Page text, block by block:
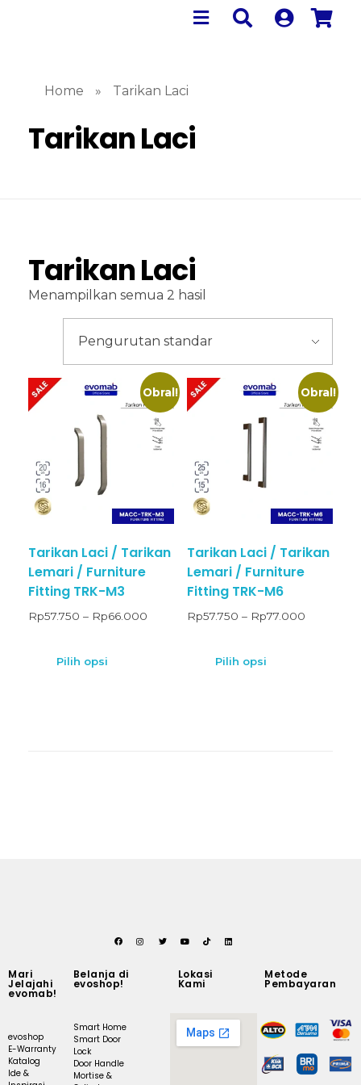
Home » Tarikan Laci
Tarikan Laci
Tarikan Laci
Menampilkan semua 2 hasil
Obral!
Tarikan Laci / Tarikan
Lemari / Furniture
Fitting TRK-M3
Rp57.750 – Rp66.000
Pilih opsi
Obral!
Tarikan Laci / Tarikan
Lemari / Furniture
Fitting TRK-M6
Rp57.750 – Rp77.000
Pilih opsi
Mari
Jelajahi
evomab!
evoshop
E-Warranty
Katalog
Ide &
Belanja di
evoshop!
Smart Home
Smart Door
Lock
Door Handle
Mortise &
Lokasi
Kami
Metode
Pembayaran